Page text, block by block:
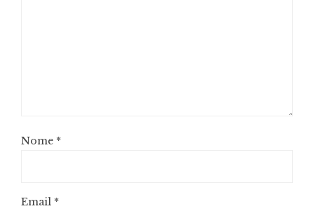
Nome *
Email *